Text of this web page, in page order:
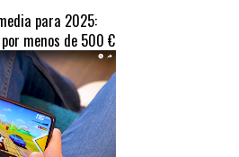
para 2025:
menos de 500 €